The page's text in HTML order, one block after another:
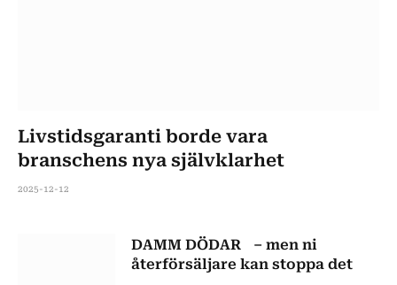
Livstidsgaranti borde vara
branschens nya självklarhet
2025-12-12
DAMM DÖDAR – men ni
återförsäljare kan stoppa det